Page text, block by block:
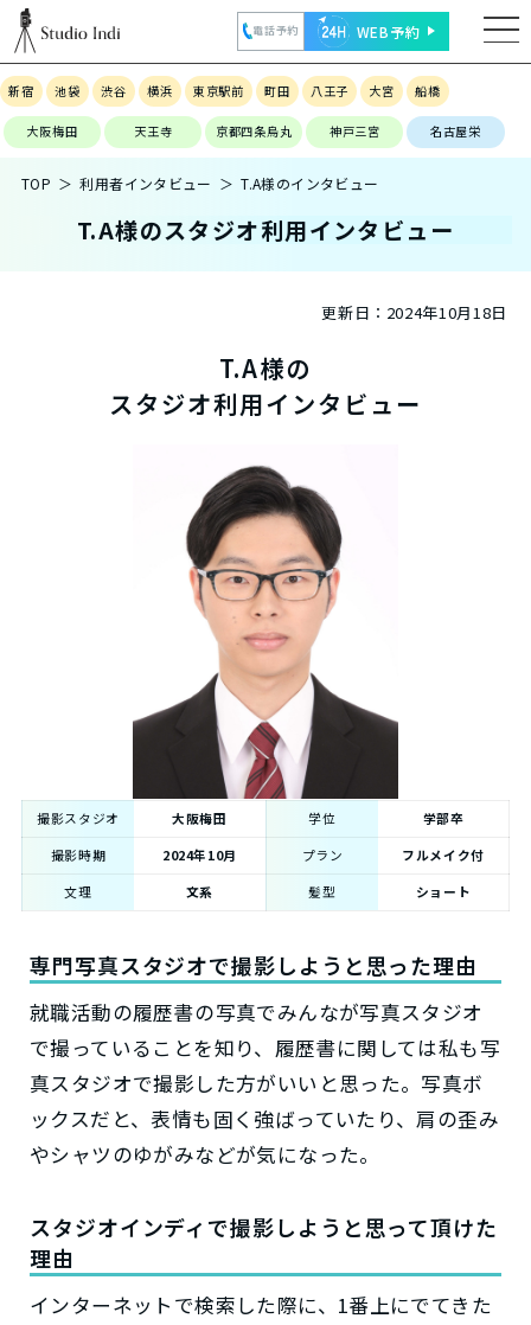
電話予約 WEB予約
新宿 池袋 渋谷 横浜 東京駅前 町田 八王子 大宮 船橋
大阪梅田 天王寺 京都四条烏丸 神戸三宮 名古屋栄
TOP 利用者インタビュー T.A様のインタビュー
T.A様のスタジオ利用インタビュー
更新日： 2024年10月18日
T.A様の
スタジオ利用インタビュー
撮影スタジオ 大阪梅田 学位 学部卒
撮影時期 2024年10月 プラン フルメイク付
文理 文系 髪型 ショート
専門写真スタジオで撮影しようと思った理由
就職活動の履歴書の写真でみんなが写真スタジオ
で撮っていることを知り、履歴書に関しては私も写
真スタジオで撮影した方がいいと思った。写真ボ
ックスだと、表情も固く強ばっていたり、肩の歪み
やシャツのゆがみなどが気になった。
スタジオインディで撮影しようと思って頂けた
理由
インターネットで検索した際に、1番上にでてきた